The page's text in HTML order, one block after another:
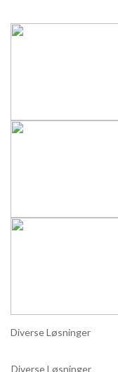
Diverse Løsninger
Diverse Løsninger